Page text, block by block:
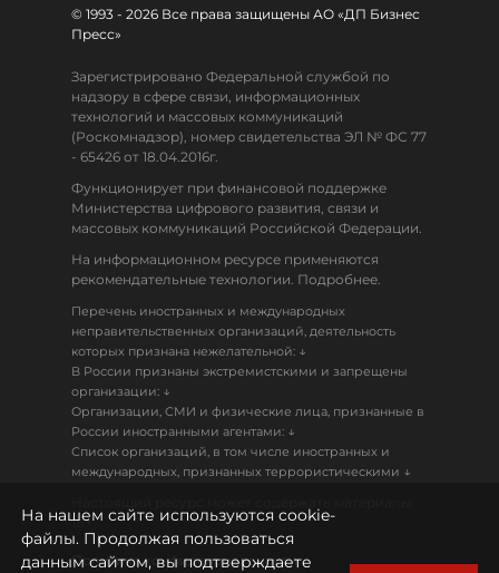
© 1993 - 2026 Все права защищены АО «ДП Бизнес
Пресс»
Зарегистрировано Федеральной службой по
надзору в сфере связи, информационных
технологий и массовых коммуникаций
(Роскомнадзор), номер свидетельства ЭЛ № ФС 77
- 65426 от 18.04.2016г.
Функционирует при финансовой поддержке
Министерства цифрового развития, связи и
массовых коммуникаций Российской Федерации.
На информационном ресурсе применяются
рекомендательные технологии. Подробнее.
Перечень иностранных и международных
неправительственных организаций, деятельность
которых признана нежелательной: ↓
В России признаны экстремистскими и запрещены
организации: ↓
Организации, СМИ и физические лица, признанные в
России иностранными агентами: ↓
Список организаций, в том числе иностранных и
международных, признанных террористическими ↓
18+
Политика конфиденциальности
На нашем сайте используются cookie-
файлы. Продолжая пользоваться
данным сайтом, вы подтверждаете